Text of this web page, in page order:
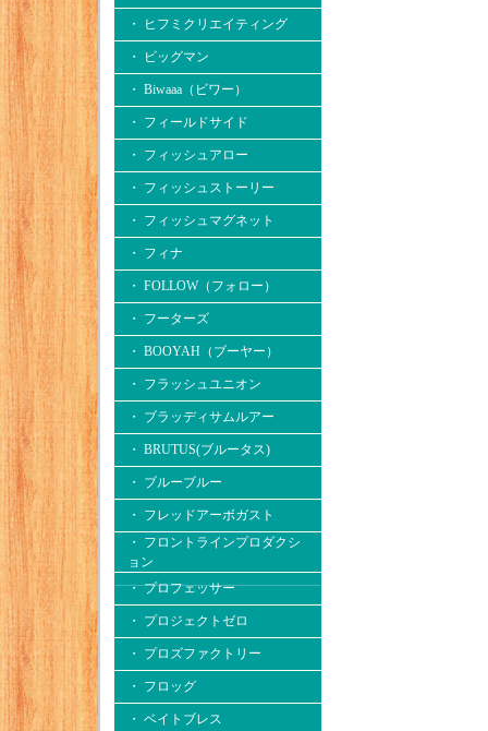
・ ヒフミクリエイティング
・ ビッグマン
・ Biwaaa（ビワー）
・ フィールドサイド
・ フィッシュアロー
・ フィッシュストーリー
・ フィッシュマグネット
・ フィナ
・ FOLLOW（フォロー）
・ フーターズ
・ BOOYAH（ブーヤー）
・ フラッシュユニオン
・ ブラッディサムルアー
・ BRUTUS(ブルータス)
・ ブルーブルー
・ フレッドアーボガスト
・ フロントラインプロダクシ
ョン
・ プロフェッサー
・ プロジェクトゼロ
・ プロズファクトリー
・ フロッグ
・ ベイトブレス